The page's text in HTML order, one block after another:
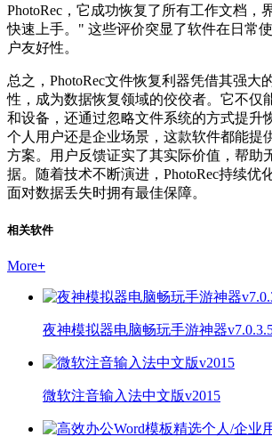
PhotoRec，它成功恢复了所有工作文档，
快速上手。" 这些评价突显了软件在日常
户友好性。
总之，PhotoRec文件恢复利器凭借其强大
性，成为数据恢复领域的佼佼者。它不仅
和设备，还通过忽略文件系统的方式提升
个人用户还是企业场景，这款软件都能提
方案。用户反馈证实了其实际价值，帮助
据。随着技术不断演进，PhotoRec持续优
面对数据丢失时拥有最佳保障。
相关软件
More+
夜神模拟器电脑畅玩手游神器
微软注音输入法中文版v2015